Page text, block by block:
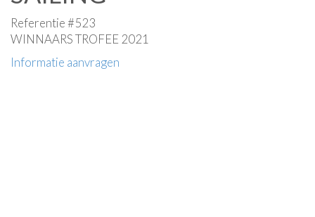
Referentie #523
WINNAARS TROFEE 2021
Informatie aanvragen